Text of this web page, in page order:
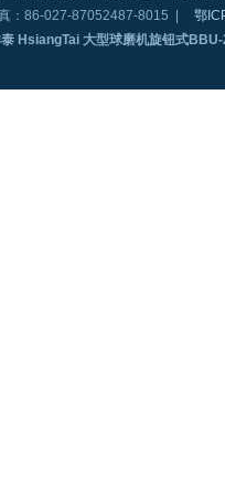
：86-027-87052487-8015 |
鄂
HsiangTai 大型球磨机旋钮式